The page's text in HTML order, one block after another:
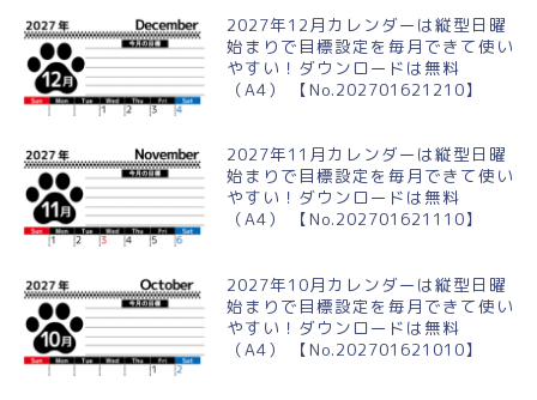
2027年12月カレンダーは縦型日曜
始まりで目標設定を毎月できて使い
やすい！ダウンロードは無料
（A4） 【No.202701621210】
2027年11月カレンダーは縦型日曜
始まりで目標設定を毎月できて使い
やすい！ダウンロードは無料
（A4） 【No.202701621110】
2027年10月カレンダーは縦型日曜
始まりで目標設定を毎月できて使い
やすい！ダウンロードは無料
（A4） 【No.202701621010】